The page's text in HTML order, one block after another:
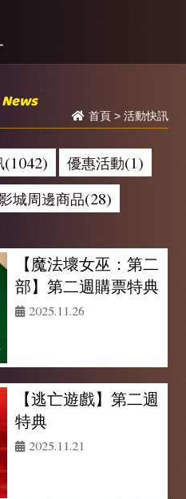
News
首頁> 活動快訊
(1042)
優惠活動(1)
城周邊商品(28)
【魔法壞女巫：第二
部】第二週購票特典
2025.11.26
【逃亡遊戲】第二週
特典
2025.11.21